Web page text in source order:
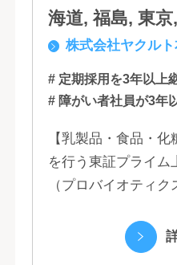
海道, 福島, 東
岡, 大阪, 兵庫,
株式会社ヤクル
# 定期採用を3年以上
# 障がい者社員が3年
【乳製品・食品・
を行う東証プライム
（プロバイオティ
る優れた機能性飲料